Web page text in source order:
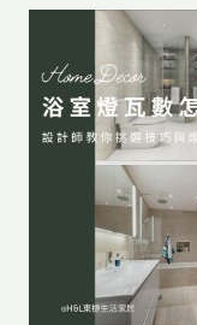
數
怎
麼
選？
設
計
師
教
你
挑
選
技